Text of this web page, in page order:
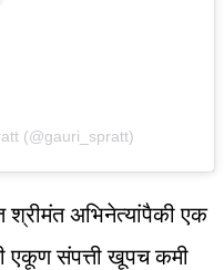
(@gauri_spratt)
श्रीमंत अभिनेत्यांपैकी एक
एकूण संपत्ती खूपच कमी